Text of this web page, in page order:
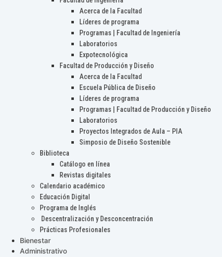
Acerca de la Facultad
Líderes de programa
Programas | Facultad de Ingeniería
Laboratorios
Expotecnológica
Facultad de Producción y Diseño
Acerca de la Facultad
Escuela Pública de Diseño
Líderes de programa
Programas | Facultad de Producción y Diseño
Laboratorios
Proyectos Integrados de Aula – PIA
Simposio de Diseño Sostenible
Biblioteca
Catálogo en línea
Revistas digitales
Calendario académico
Educación Digital
Programa de Inglés
Descentralización y Desconcentración
Prácticas Profesionales
Bienestar
Administrativo